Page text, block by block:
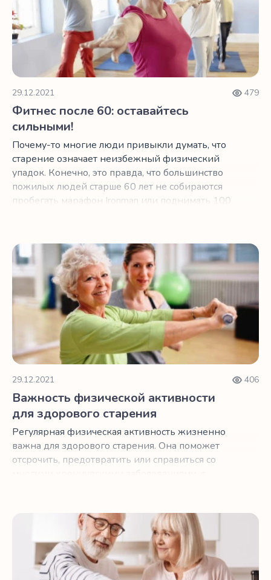
29.12.2021 479
Фитнес после 60: оставайтесь
сильными!
Почему-то многие люди привыкли думать, что
старение означает неизбежный физический
упадок. Конечно, это правда, что большинство
пожилых людей старше 60 лет не собираются
пробегать марафон Ironman или поднимать 100
могут продолжать оставаться сильнее и
здоровее с помощью регулярных упражнений,
особенно силовых тренировок.
Важность физической активности для здорового
29.12.2021 406
Важность физической активности
для здорового старения
Регулярная физическая активность жизненно
важна для здорового старения. Она поможет
отсрочить, предотвратить или справиться со
5 способов как сохранить здоровье в праздники